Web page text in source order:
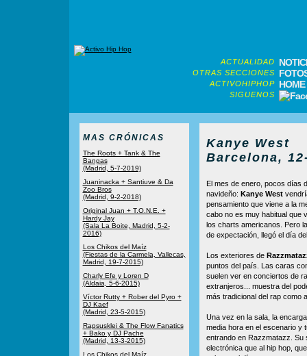
ACTUALIDAD
OTRAS SECCIONES
ACTIVOHIPHOP HOME
SIGUENOS
MAS CRÓNICAS
The Roots + Tank & The
Bangas
(Madrid, 5-7-2019)
Juaninacka + Santiuve & Da
Zoo Bros
(Madrid, 9-2-2018)
Original Juan + T.O.N.E. +
Hardy Jay
(Sala La Boite, Madrid, 5-2-
2016)
Los Chikos del Maíz
(Fiestas de la Carmela, Vallecas,
Madrid, 19-7-2015)
Charly Efe y Loren D
(Aldaia, 5-6-2015)
Víctor Rutty + Rober del Pyro +
DJ Kaef
(Madrid, 23-5-2015)
Rapsusklei & The Flow Fanatics
+ Bako y DJ Pache
(Madrid, 13-3-2015)
Los Chikos del Maíz
Kanye West
Barcelona,
El mes de enero, pocos días
navideño: Kanye West
pensamiento que viene a la
cabo no es muy habitual que
los charts americanos. Pero
de expectación, llegó el día
Los exteriores de
puntos del país. Las caras
suelen ver en conciertos de
extranjeros... muestra del
más tradicional del rap como
Una vez en la sala, la
media hora en el escenario y
entrando en Razzmatazz. Su
electrónica que al hip hop,